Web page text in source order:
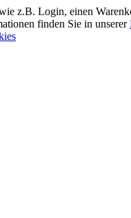
z.B. Login, einen
finden Sie in unserer